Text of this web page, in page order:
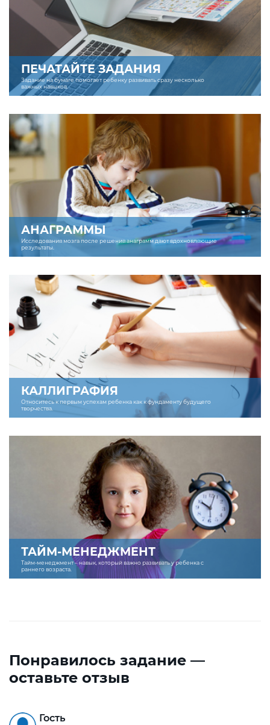
ПЕЧАТАЙТЕ ЗАДАНИЯ
Задание на бумаге помогает ребенку развивать сразу несколько
важных навыков.
АНАГРАММЫ
Исследования мозга после решения анаграмм дают вдохновляющие
результаты.
КАЛЛИГРАФИЯ
Относитесь к первым успехам ребенка как к фундаменту будущего
творчества.
ТАЙМ-МЕНЕДЖМЕНТ
Тайм-менеджмент – навык, который важно развивать у ребенка с
раннего возраста.
Понравилось задание —
оставьте отзыв
Гость